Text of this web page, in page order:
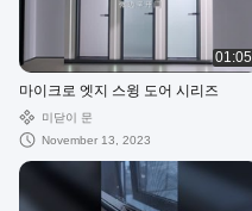
01:05
마이크로 엣지 스윙 도어 시리즈
미닫이 문
November 13, 2023